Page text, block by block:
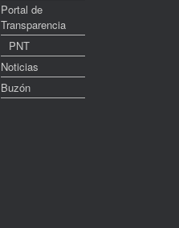
Portal de
Transparencia
PNT
Noticias
Buzón